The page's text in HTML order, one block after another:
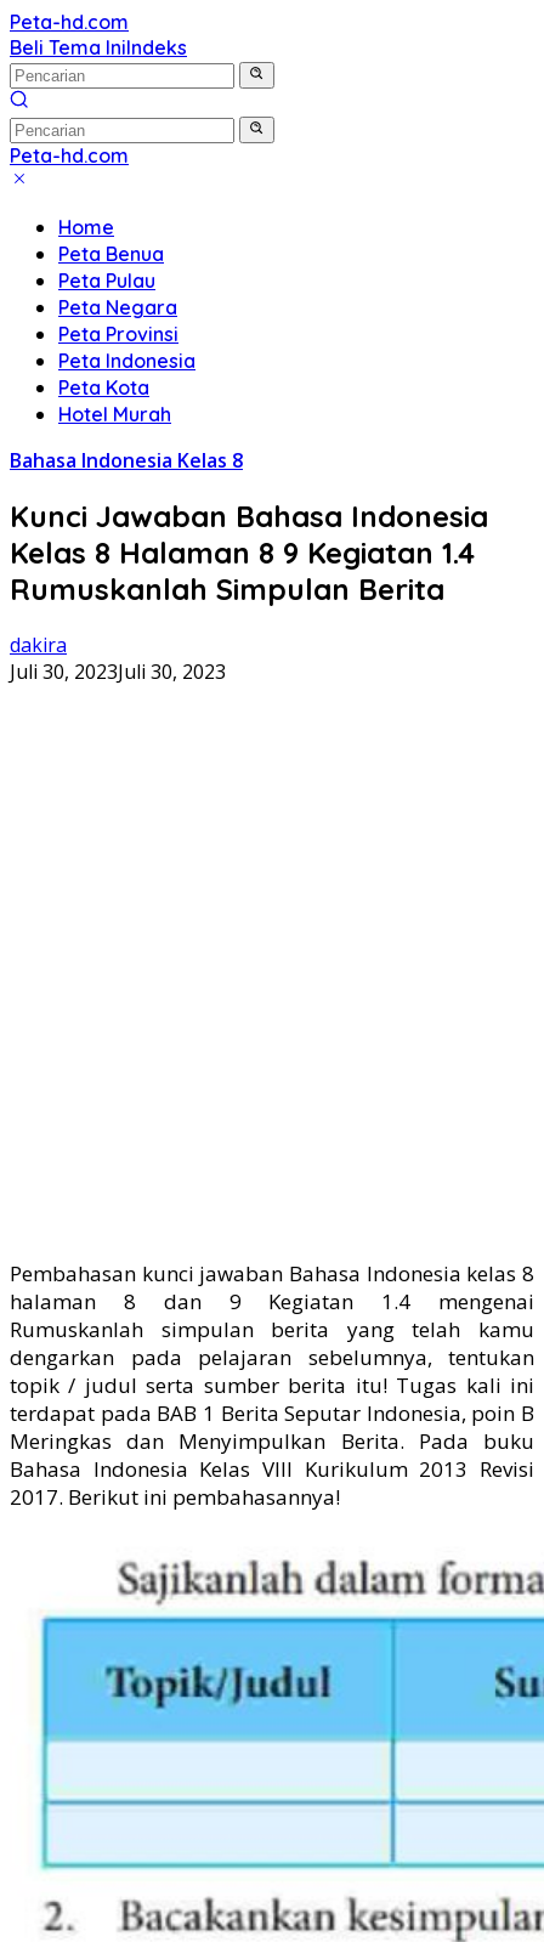
Langsung
ke
konten
Peta-hd.com
Kumpulan
Gambar
Peta
HD
Beli Tema IniIndeks
Peta-hd.com
Kumpulan
Peta
HD
Home
Peta Benua
Peta Pulau
Peta Negara
Peta Provinsi
Peta Indonesia
Peta Kota
Hotel Murah
Bahasa Indonesia Kelas 8
Kunci Jawaban Bahasa Indonesia
Kelas 8 Halaman 8 9 Kegiatan 1.4
Rumuskanlah Simpulan Berita
dakira
Juli 30, 2023Juli 30, 2023
Pembahasan kunci jawaban Bahasa Indonesia kelas 8
halaman 8 dan 9 Kegiatan 1.4 mengenai
Rumuskanlah simpulan berita yang telah kamu
dengarkan pada pelajaran sebelumnya, tentukan
topik / judul serta sumber berita itu! Tugas kali ini
terdapat pada BAB 1 Berita Seputar Indonesia, poin B
Meringkas dan Menyimpulkan Berita. Pada buku
Bahasa Indonesia Kelas VIII Kurikulum 2013 Revisi
2017. Berikut ini pembahasannya!